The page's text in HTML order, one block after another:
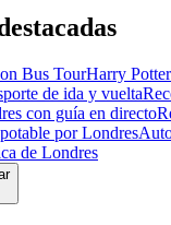
Bus TourHarry
de ida y vuelta
con guía en directo
por Londres
de Londres